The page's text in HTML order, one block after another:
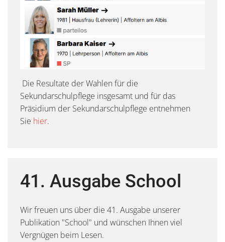
Die Resultate der Wahlen für die
Sekundarschulpflege insgesamt und für das
Präsidium der Sekundarschulpflege entnehmen
Sie hier.
41. Ausgabe School
Wir freuen uns über die 41. Ausgabe unserer
Publikation "School" und wünschen Ihnen viel
Vergnügen beim Lesen.